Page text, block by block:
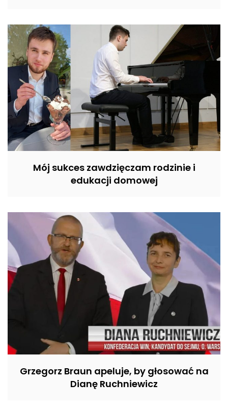
Mój sukces zawdzięczam rodzinie i
edukacji domowej
Grzegorz Braun apeluje, by głosować na
Dianę Ruchniewicz